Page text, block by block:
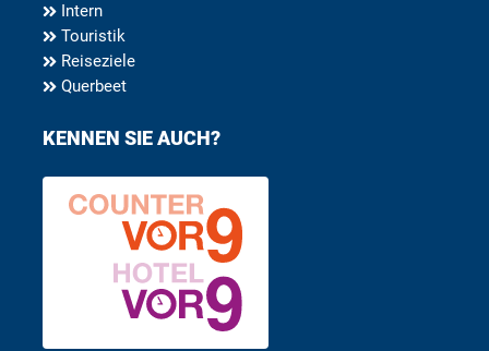
Intern
Touristik
Reiseziele
Querbeet
KENNEN SIE AUCH?